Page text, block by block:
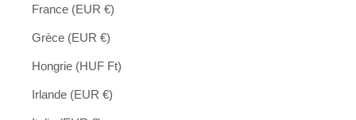
France (EUR €)
Grèce (EUR €)
Hongrie (HUF Ft)
Irlande (EUR €)